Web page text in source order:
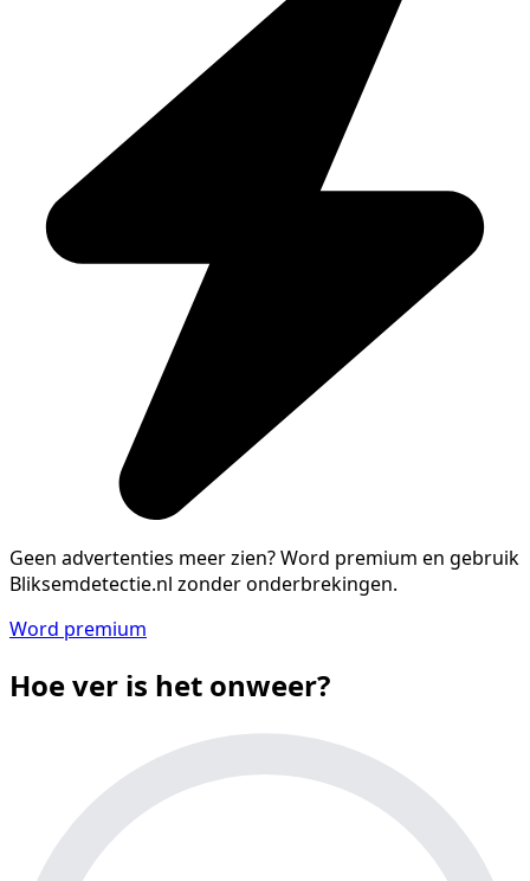
Geen advertenties meer zien?Word premium en gebruik
Bliksemdetectie.nl zonder onderbrekingen.
Word premium
Hoe ver is het onweer?